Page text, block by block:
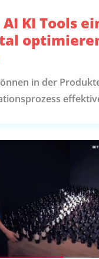
AI KI Tools
in der